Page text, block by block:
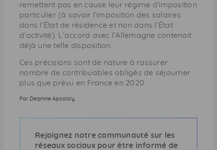
remettent pas en cause leur régime d’imposition
particulier (à savoir l’imposition des salaires
dans l’État de résidence et non dans l’État
d’activité). L’accord avec l’Allemagne contenait
déjà une telle disposition.
Ces précisions sont de nature à rassurer
nombre de contribuables obligés de séjourner
plus que prévu en France en 2020.
Par Delphine Apostoly
Rejoignez notre communauté sur les
réseaux sociaux pour être informé de